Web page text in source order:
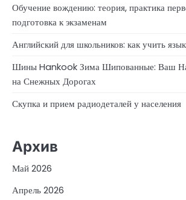
Обучение вождению: теория, практика
подготовка к экзаменам
Английский для школьников: как учить
Шины Hankook Зима Шипованные: Ваш
на Снежных Дорогах
Скупка и прием радиодеталей у населения
Архив
Май 2026
Апрель 2026